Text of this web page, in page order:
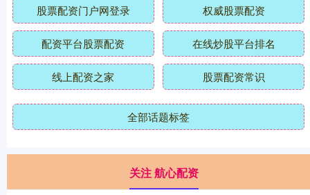
股票配资门户网登录 权威股票配资
配资平台股票配资 在线炒股平台排名
线上配资之家 股票配资常识
全部话题标签
关注 航心配资